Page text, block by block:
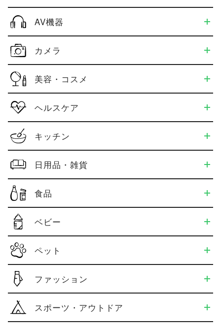
AV機器
カメラ
美容・コスメ
ヘルスケア
キッチン
日用品・雑貨
食品
ベビー
ペット
ファッション
スポーツ・アウトドア